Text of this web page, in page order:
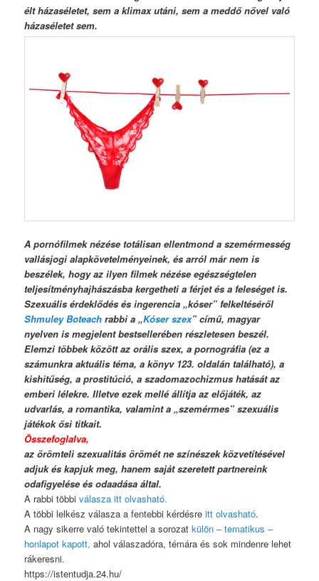
élt házaséletet, sem a klimax utáni, sem a meddő nővel való
házaséletet sem.
A pornófilmek nézése totálisan ellentmond a szemérmesség
vallásjogi alapkövetelményeinek, és arról már nem is
beszélek, hogy az ilyen filmek nézése egészségtelen
teljesítményhajhászásba kergetheti a férjet és a feleséget is.
Szexuális érdeklődés és ingerencia „kóser” felkeltéséről
Shmuley Boteach rabbi a „Kóser szex” című, magyar
nyelven is megjelent bestsellerében részletesen beszél.
Elemzi többek között az orális szex, a pornográfia (ez a
számunkra aktuális téma, a könyv 123. oldalán található), a
kishitűség, a prostitúció, a szadomazochizmus hatását az
emberi lélekre. Illetve ezek mellé állítja az előjáték, az
udvarlás, a romantika, valamint a „szemérmes” szexuális
játékok ősi titkait.
Összefoglalva,
az örömteli szexualitás örömét ne színészek közvetítésével
adjuk és kapjuk meg, hanem saját szeretett partnereink
odafigyelése és odaadása által.
A rabbi többiválasza itt olvasható.
A többi lelkész válasza a fentebbi kérdésre itt olvasható.
A nagy sikerre való tekintettel a sorozatkülön – tematikus –
honlapot kapott, ahol válaszadóra, témára és sok mindenre lehet
rákeresni.
https://istentudja.24.hu/